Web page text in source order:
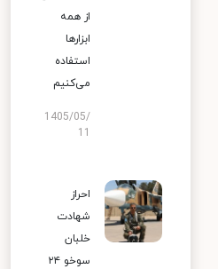
از همه
ابزارها
استفاده
می‌کنیم
1405/05/
احراز
شهادت
خلبان
سوخو ۲۴